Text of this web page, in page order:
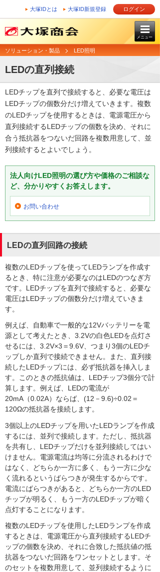
大塚IDとは 大塚ID新規登録 ログイン
メニュー
ソリューション・製品 LED照明
LEDの直列接続
LEDチップを直列で接続すると、必要な電圧は
LEDチップの個数分だけ増えていきます。複数
のLEDチップを使用するときは、電源電圧から
直列接続するLEDチップの個数を決め、それに
合う抵抗器をつないだ回路を複数用意して、並
列接続するとよいでしょう。
法人向けLED照明の選び方や価格のご相談な
ど、分かりやすくお答えします。
お問い合わせ
LEDの直列回路の接続
複数のLEDチップを使ってLEDランプを作成す
るとき、特に注意が必要なのはLEDのつなぎ方
です。LEDチップを直列で接続すると、必要な
電圧はLEDチップの個数分だけ増えていきま
す。
例えば、自動車で一般的な12Vバッテリーを電
源として考えたとき、3.2Vの白色LEDを点灯さ
せるには、3.2V×3＝9.6V、つまり3個のLEDチ
ップしか直列で接続できません。また、直列接
続したLEDチップには、必ず抵抗器を挿入しま
す。このときの抵抗値は、LEDチップ3個分で計
算します。例えば、LEDの電流が
20mA（0.02A）ならば、(12－9.6)÷0.02＝
120Ωの抵抗器を接続します。
3個以上のLEDチップを用いたLEDランプを作成
するには、並列で接続します。ただし、抵抗器
を共有し、LEDチップだけを並列接続してはい
けません。電源電流は均等に分流されるわけで
はなく、どちらか一方に多く、もう一方に少な
く流れるというばらつきが発生するからです。
電流にばらつきがあると、どちらか一方のLED
チップが明るく、もう一方のLEDチップが暗く
点灯することになります。
複数のLEDチップを使用したLEDランプを作成
するときは、電源電圧から直列接続するLEDチ
ップの個数を決め、それに合致した抵抗値の抵
抗器をつないだ回路をワンセットとします。そ
のセットを複数用意して、並列接続するように